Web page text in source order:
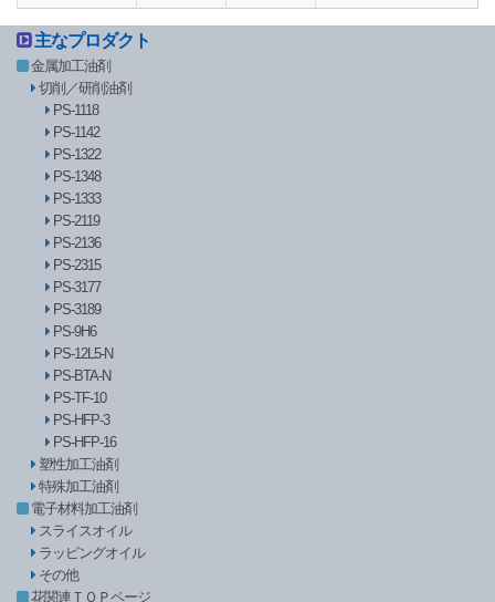
主なプロダクト
金属加工油剤
切削／研削油剤
PS-1118
PS-1142
PS-1322
PS-1348
PS-1333
PS-2119
PS-2136
PS-2315
PS-3177
PS-3189
PS-9H6
PS-12L5-N
PS-BTA-N
PS-TF-10
PS-HFP-3
PS-HFP-16
塑性加工油剤
特殊加工油剤
電子材料加工油剤
スライスオイル
ラッピングオイル
その他
花関連ＴＯＰページ